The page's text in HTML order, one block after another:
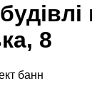
8